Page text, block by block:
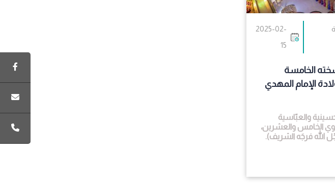
2025-02-
15
الخامسة
الإمام المهدي
والعبّاسية
الخامس والعشرين،
الله فرجَه الشريف).